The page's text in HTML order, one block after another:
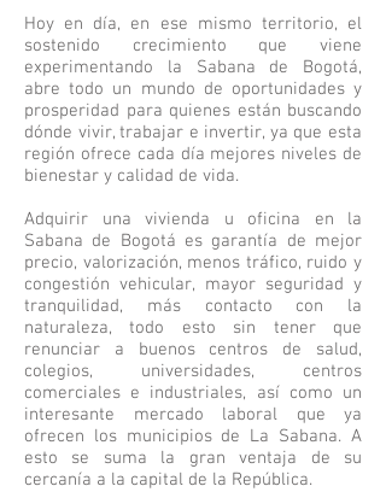
Hoy en día, en ese mismo territorio, el
sostenido crecimiento que viene
experimentando la Sabana de Bogotá,
abre todo un mundo de oportunidades y
prosperidad para quienes están buscando
dónde vivir, trabajar e invertir, ya que esta
región ofrece cada día mejores niveles de
bienestar y calidad de vida.
Adquirir una vivienda u oficina en la
Sabana de Bogotá es garantía de mejor
precio, valorización, menos tráfico, ruido y
congestión vehicular, mayor seguridad y
tranquilidad, más contacto con la
naturaleza, todo esto sin tener que
renunciar a buenos centros de salud,
colegios, universidades, centros
comerciales e industriales, así como un
interesante mercado laboral que ya
ofrecen los municipios de La Sabana. A
esto se suma la gran ventaja de su
cercanía a la capital de la República.